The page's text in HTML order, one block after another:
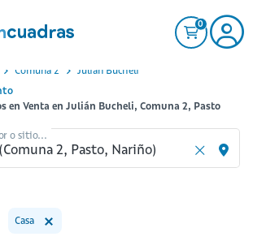
0
Comuna 2
Julian Bucheli
en Venta en Julián Bucheli, Comuna 2, Pasto
o sitio...
Casa